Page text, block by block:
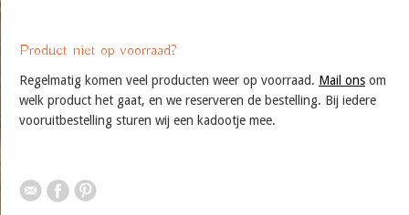
Product niet op voorraad?
Regelmatig komen veel producten weer op voorraad. Mail ons om
welk product het gaat, en we reserveren de bestelling. Bij iedere
vooruitbestelling sturen wij een kadootje mee.